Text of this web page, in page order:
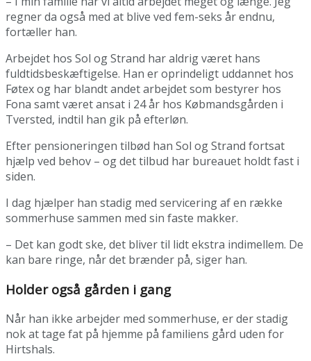
regner da også med at blive ved fem-seks år endnu,
fortæller han.
Arbejdet hos Sol og Strand har aldrig været hans
fuldtidsbeskæftigelse. Han er oprindeligt uddannet hos
Føtex og har blandt andet arbejdet som bestyrer hos
Fona samt været ansat i 24 år hos Købmandsgården i
Tversted, indtil han gik på efterløn.
Efter pensioneringen tilbød han Sol og Strand fortsat
hjælp ved behov – og det tilbud har bureauet holdt fast i
siden.
I dag hjælper han stadig med servicering af en række
sommerhuse sammen med sin faste makker.
– Det kan godt ske, det bliver til lidt ekstra indimellem. De
kan bare ringe, når det brænder på, siger han.
Holder også gården i gang
Når han ikke arbejder med sommerhuse, er der stadig
nok at tage fat på hjemme på familiens gård uden for
Hirtshals.